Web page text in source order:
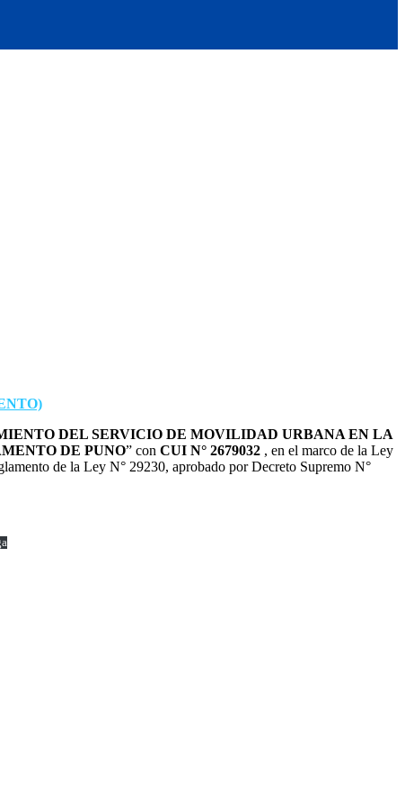
DEL SERVICIO DE MOVILIDAD URBANA EN LA
DE PUNO” con CUI N° 2679032 , en el marco de la Ley
de la Ley N° 29230, aprobado por Decreto Supremo N°